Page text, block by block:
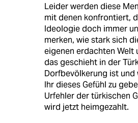
Leider werden diese
mit denen konfrontiert,
Ideologie doch immer
merken, wie stark sich
eigenen erdachten Welt
das geschieht in der
Dorfbevölkerung ist und
Ihr dieses Gefühl zu
Urfehler der türkischen
wird jetzt heimgezahlt.